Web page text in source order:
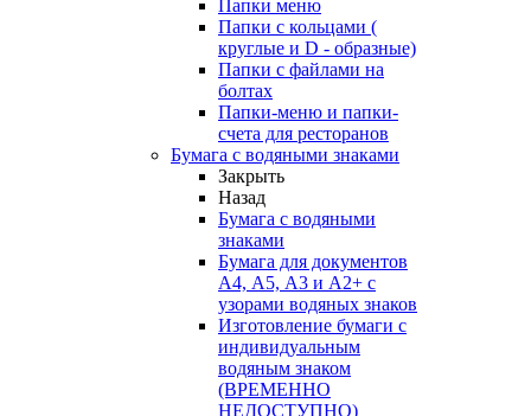
Папки меню
Папки с кольцами (
круглые и D - образные)
Папки с файлами на
болтах
Папки-меню и папки-
счета для ресторанов
Бумага с водяными знаками
Закрыть
Назад
Бумага с водяными
знаками
Бумага для документов
А4, А5, А3 и А2+ с
узорами водяных знаков
Изготовление бумаги с
индивидуальным
водяным знаком
(ВРЕМЕННО
НЕДОСТУПНО)